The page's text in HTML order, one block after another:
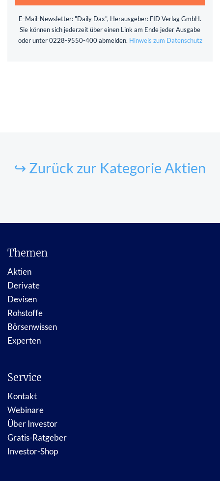
E-Mail-Newsletter: "Daily Dax", Herausgeber: FID Verlag GmbH.
Sie können sich jederzeit über einen Link am Ende jeder Ausgabe
oder unter 0228-9550-400 abmelden. Hinweis zum Datenschutz
↪ Zurück zur Kategorie Aktien
Themen
Aktien
Derivate
Devisen
Rohstoffe
Börsenwissen
Experten
Service
Kontakt
Webinare
Über Investor
Gratis-Ratgeber
Investor-Shop